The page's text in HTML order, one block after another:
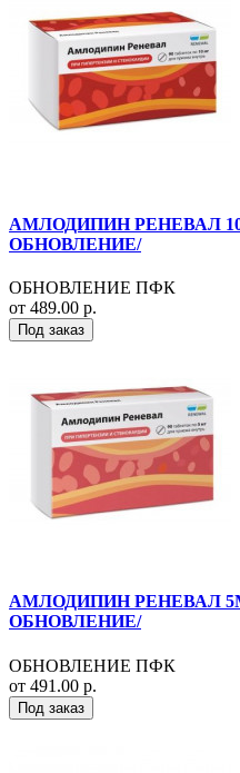
АМЛОДИПИН РЕНЕВАЛ
ОБНОВЛЕНИЕ/
ОБНОВЛЕНИЕ ПФК
от 489.00 р.
Под заказ
АМЛОДИПИН РЕНЕВАЛ
ОБНОВЛЕНИЕ/
ОБНОВЛЕНИЕ ПФК
от 491.00 р.
Под заказ